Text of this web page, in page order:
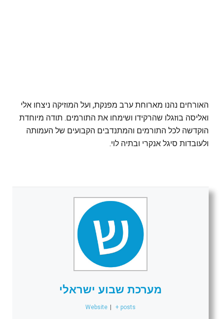
האורחים נהנו מארוחת ערב מפנקת, ועל המוזיקה ניצחו אלי
ואליסה בוזגלו שהרקידו ושימחו את התורמים. תודה מיוחדת
הוקדשה לכל התורמים והמתנדבים הקבועים של העמותה
ולעובדות סיגל אנקרי ובתיה לוי.
מערכת שבוע ישראלי
Website + posts